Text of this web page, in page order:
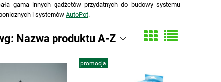
gama innych gadżetów przydatnych do budowy systemu
i systemów AutoPot.
Nazwa produktu A-Z
promocja